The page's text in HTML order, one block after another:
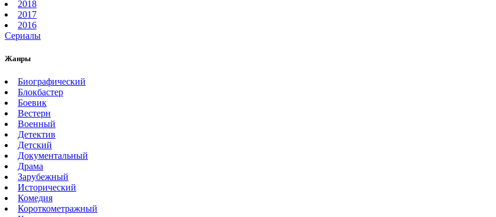
2018
2017
2016
Сериалы
Жанры
Биографический
Блокбастер
Боевик
Вестерн
Военный
Детектив
Детский
Документальный
Драма
Зарубежный
Исторический
Комедия
Короткометражный